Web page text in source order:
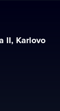
II, Karlovo